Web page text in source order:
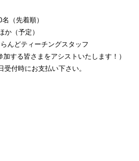
（先着順）
か（予定）
んどティーチングスタッフ
加する皆さまをアシストいたします！）
付時にお支払い下さい。